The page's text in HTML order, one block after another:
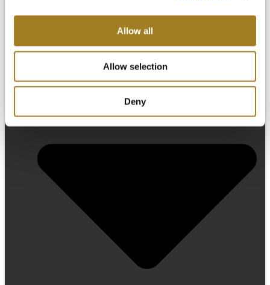
Allow all
Allow selection
Deny